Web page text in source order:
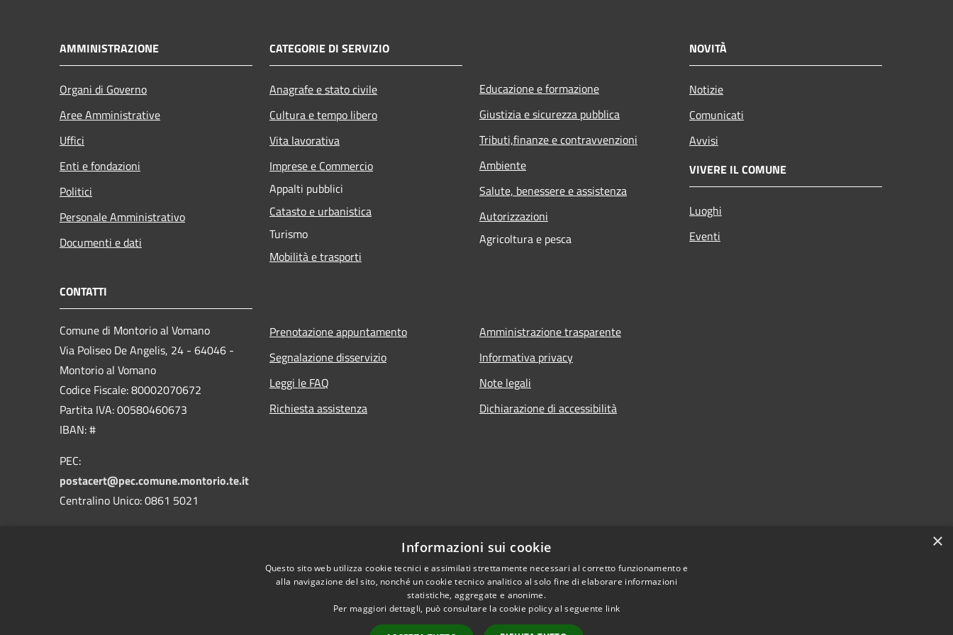
AMMINISTRAZIONE
Organi di Governo
Aree Amministrative
Uffici
Enti e fondazioni
Politici
Personale Amministrativo
Documenti e dati
CATEGORIE DI SERVIZIO
Anagrafe e stato civile
Cultura e tempo libero
Vita lavorativa
Imprese e Commercio
Appalti pubblici
Catasto e urbanistica
Turismo
Mobilità e trasporti
Educazione e formazione
Giustizia e sicurezza pubblica
Tributi,finanze e contravvenzioni
Ambiente
Salute, benessere e assistenza
Autorizzazioni
Agricoltura e pesca
NOVITÀ
Notizie
Comunicati
Avvisi
VIVERE IL COMUNE
Luoghi
Eventi
CONTATTI
Comune di Montorio al Vomano
Via Poliseo De Angelis, 24 - 64046 -
Montorio al Vomano
Codice Fiscale: 80002070672
Partita IVA: 00580460673
IBAN: #
PEC:
postacert@pec.comune.montorio.te.it
Centralino Unico: 0861 5021
Prenotazione appuntamento
Segnalazione disservizio
Leggi le FAQ
Richiesta assistenza
Amministrazione trasparente
Informativa privacy
Note legali
Dichiarazione di accessibilità
×
Informazioni sui cookie
Questo sito web utilizza cookie tecnici e assimilati strettamente necessari al corretto funzionamento e
alla navigazione del sito, nonché un cookie tecnico analitico al solo fine di elaborare informazioni
statistiche, aggregate e anonime.
Per maggiori dettagli, può consultare la cookie policy al seguente link